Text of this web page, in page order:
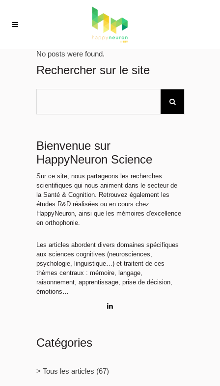
No posts were found.
Rechercher sur le site
Bienvenue sur
HappyNeuron Science
Sur ce site, nous partageons les recherches
scientifiques qui nous animent dans le secteur de
la Santé & Cognition. Retrouvez également les
études R&D réalisées ou en cours chez
HappyNeuron, ainsi que les mémoires d'excellence
en orthophonie.
Les articles abordent divers domaines spécifiques
aux sciences cognitives (neurosciences,
psychologie, linguistique…) et traitent de ces
thèmes centraux : mémoire, langage,
raisonnement, apprentissage, prise de décision,
émotions…
Catégories
> Tous les articles (67)